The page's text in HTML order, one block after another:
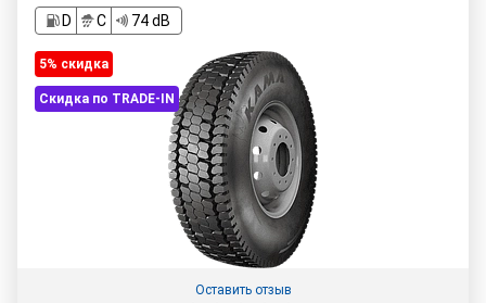
D
C 74 dB
5% cкидка
Скидка по TRADE-IN
Оставить отзыв